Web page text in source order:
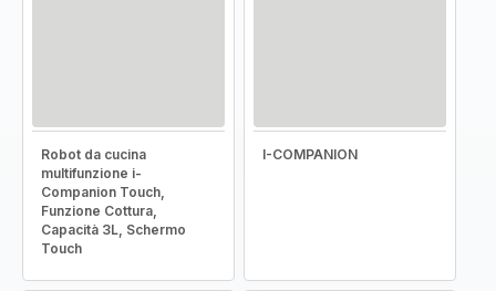
Robot da cucina
multifunzione i-
Companion Touch,
Funzione Cottura,
Capacità 3L, Schermo
Touch
I-COMPANION